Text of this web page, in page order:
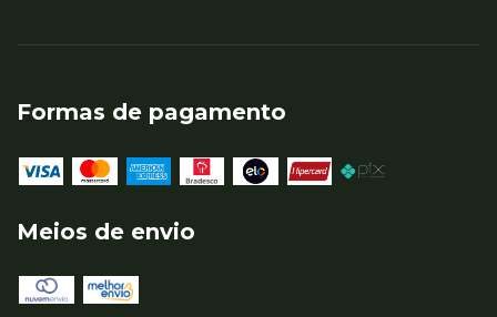
Formas de pagamento
Meios de envio